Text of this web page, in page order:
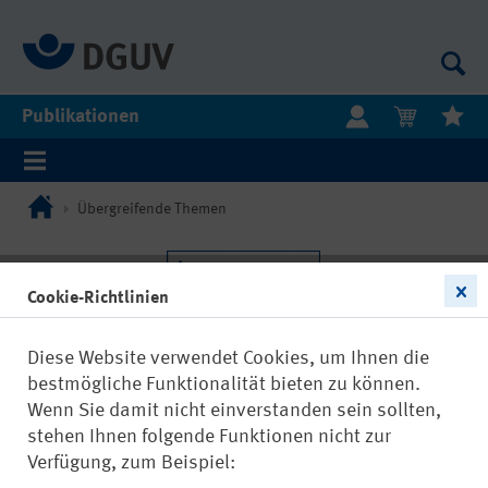
Publikationen
Übergreifende Themen
Cookie-Richtlinien
Diese Website verwendet Cookies, um Ihnen die
bestmögliche Funktionalität bieten zu können.
Wenn Sie damit nicht einverstanden sein sollten,
stehen Ihnen folgende Funktionen nicht zur
Verfügung, zum Beispiel: